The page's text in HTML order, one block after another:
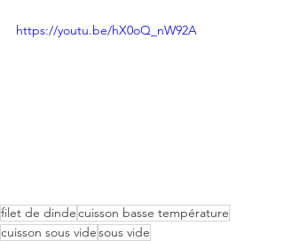
https://youtu.be/hX0oQ_nW92A
filet de dindecuisson basse température
cuisson sous videsous vide